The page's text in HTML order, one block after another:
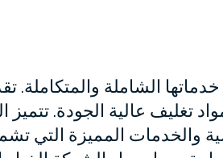
الشاملة والمتكاملة.
تغليف عالية الجودة. تتميز
والخدمات المميزة التي